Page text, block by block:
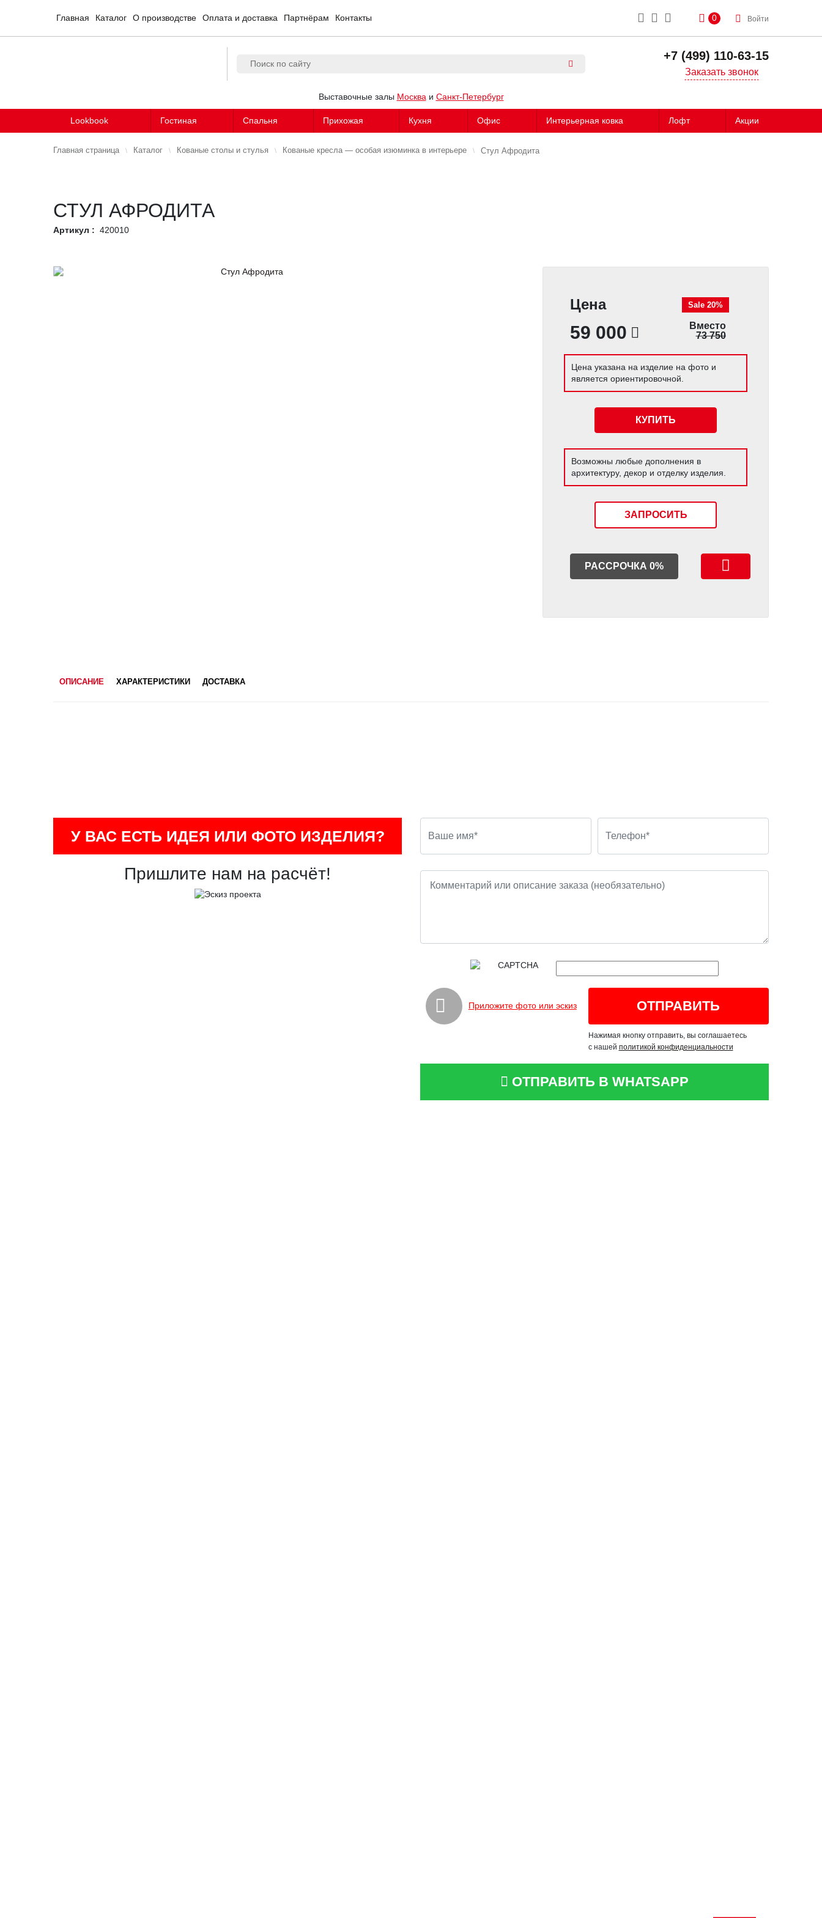
Главная Каталог О производстве Оплата и доставка Партнёрам Контакты 0 Войти
+7 (499) 110-63-15
Заказать звонок
Выставочные залы Москва и Санкт-Петербург
Lookbook Гостиная Спальня Прихожая Кухня Офис Интерьерная ковка Лофт Акции
Главная страница Каталог Кованые столы и стулья Кованые кресла — особая изюминка в интерьере Стул Афродита
СТУЛ АФРОДИТА
Артикул : 420010
Цена
59 000
Sale 20%
Вместо
73 750
Цена указана на изделие на фото и
является ориентировочной.
КУПИТЬ
Возможны любые дополнения в
архитектуру, декор и отделку изделия.
ЗАПРОСИТЬ
РАССРОЧКА 0%
ОПИСАНИЕ ХАРАКТЕРИСТИКИ ДОСТАВКА
У ВАС ЕСТЬ ИДЕЯ ИЛИ ФОТО ИЗДЕЛИЯ?
Пришлите нам на расчёт!
Приложите фото или эскиз
Нажимая кнопку отправить, вы соглашаетесь
с нашей политикой конфиденциальности
ОТПРАВИТЬ В WHATSAPP